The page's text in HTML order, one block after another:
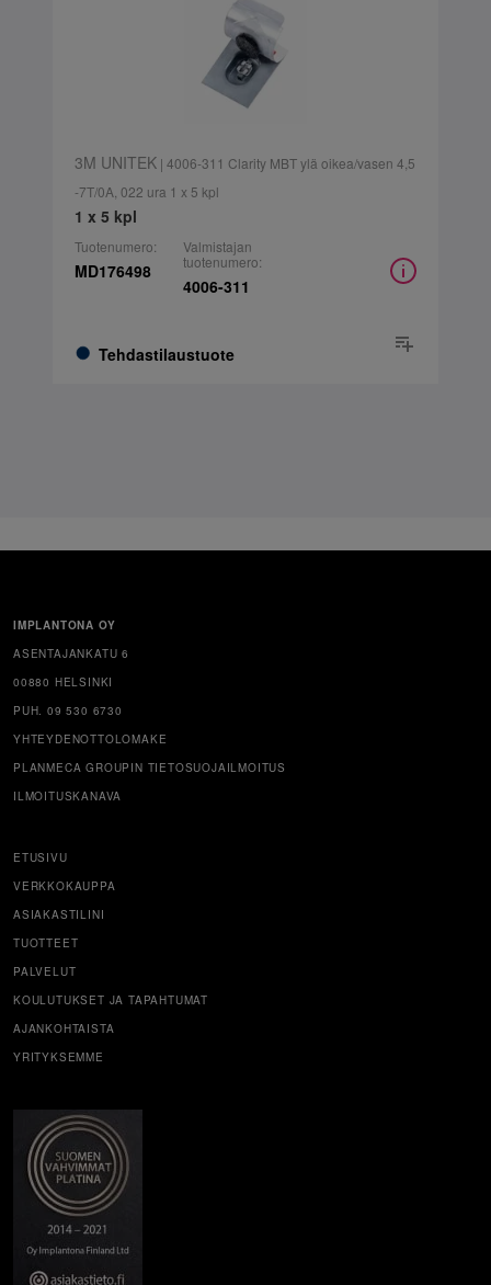
3M UNITEK| 4006-311 Clarity MBT ylä oikea/vasen 4,5
-7T/0A, 022 ura 1 x 5 kpl
1 x 5 kpl
Tuotenumero:
MD176498
Tehdastilaustuote
Valmistajan
tuotenumero:
4006-311
IMPLANTONA OY
ASENTAJANKATU 6
00880 HELSINKI
PUH. 09 530 6730
YHTEYDENOTTOLOMAKE
PLANMECA GROUPIN TIETOSUOJAILMOITUS
ILMOITUSKANAVA
ETUSIVU
VERKKOKAUPPA
ASIAKASTILINI
TUOTTEET
PALVELUT
KOULUTUKSET JA TAPAHTUMAT
AJANKOHTAISTA
YRITYKSEMME